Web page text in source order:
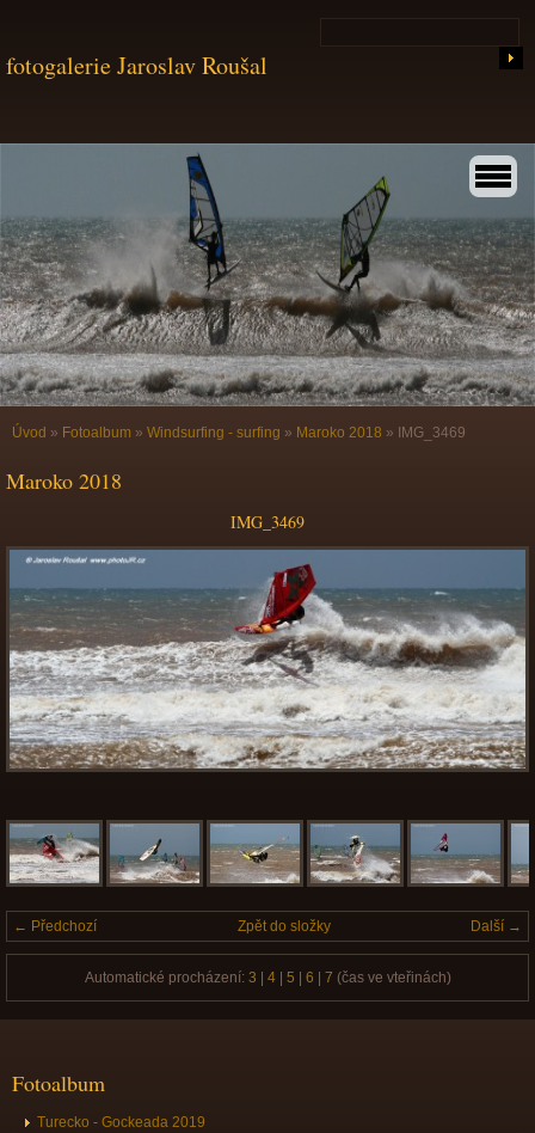
fotogalerie Jaroslav Roušal
Úvod » Fotoalbum » Windsurfing - surfing » Maroko 2018 » IMG_3469
Maroko 2018
IMG_3469
← Předchozí Další →
Zpět do složky
Automatické procházení: 3 4| 5 6 7 (čas ve vteřinách)
Fotoalbum
Turecko - Gockeada 2019